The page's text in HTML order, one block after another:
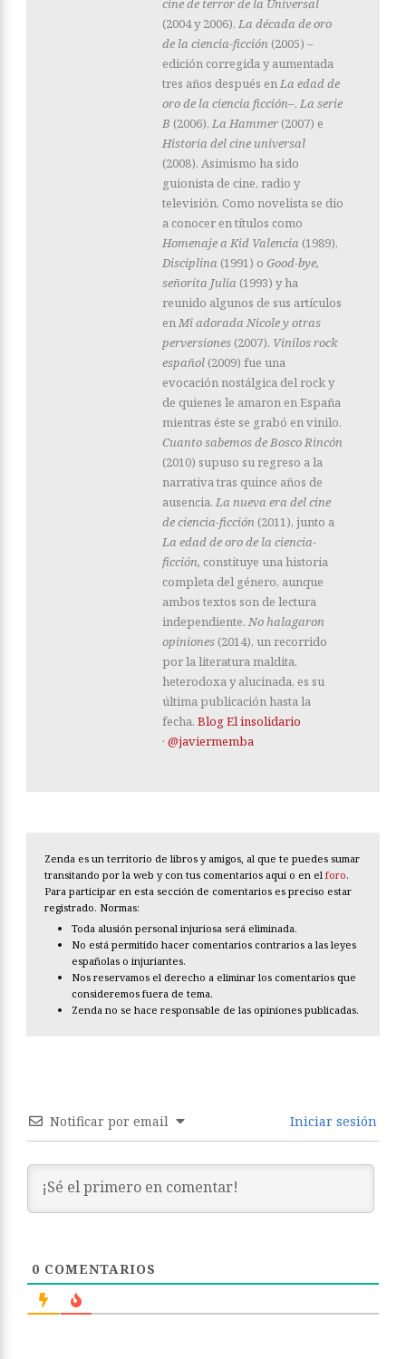
cine de terror de la Universal
(2004 y 2006), La década de oro
de la ciencia-ficción (2005) –
edición corregida y aumentada
tres años después enLa edad de
oro de la ciencia ficción–, La serie
B (2006), La Hammer (2007) e
Historia del cine universal
(2008). Asimismo ha sido
guionista de cine, radio y
televisión. Como novelista se dio
a conocer en títulos como
Homenaje a Kid Valencia (1989),
Disciplina (1991) o Good-bye,
señorita Julia (1993) y ha
reunido algunos de sus artículos
enMi adorada Nicole y otras
perversiones (2007). Vinilos rock
español (2009) fue una
evocación nostálgica del rock y
de quienes le amaron en España
mientras éste se grabó en vinilo.
Cuanto sabemos de Bosco Rincón
(2010) supuso su regreso a la
narrativa tras quince años de
ausencia. La nueva era del cine
de ciencia-ficción (2011), junto a
La edad de oro de la ciencia-
ficción, constituye una historia
completa del género, aunque
ambos textos son de lectura
independiente. No halagaron
opiniones (2014), un recorrido
por la literatura maldita,
heterodoxa y alucinada, es su
última publicación hasta la
fecha. Blog El insolidario
· @javiermemba
Zenda es un territorio de libros y amigos, al que te puedes sumar
transitando por la web y con tus comentarios aquí o en el foro.
Para participar en esta sección de comentarios es preciso estar
registrado. Normas:
Toda alusión personal injuriosa será eliminada.
No está permitido hacer comentarios contrarios a las leyes
españolas o injuriantes.
Nos reservamos el derecho a eliminar los comentarios que
consideremos fuera de tema.
Zenda no se hace responsable de las opiniones publicadas.
Notificar por email Iniciar sesión
0 COMENTARIOS